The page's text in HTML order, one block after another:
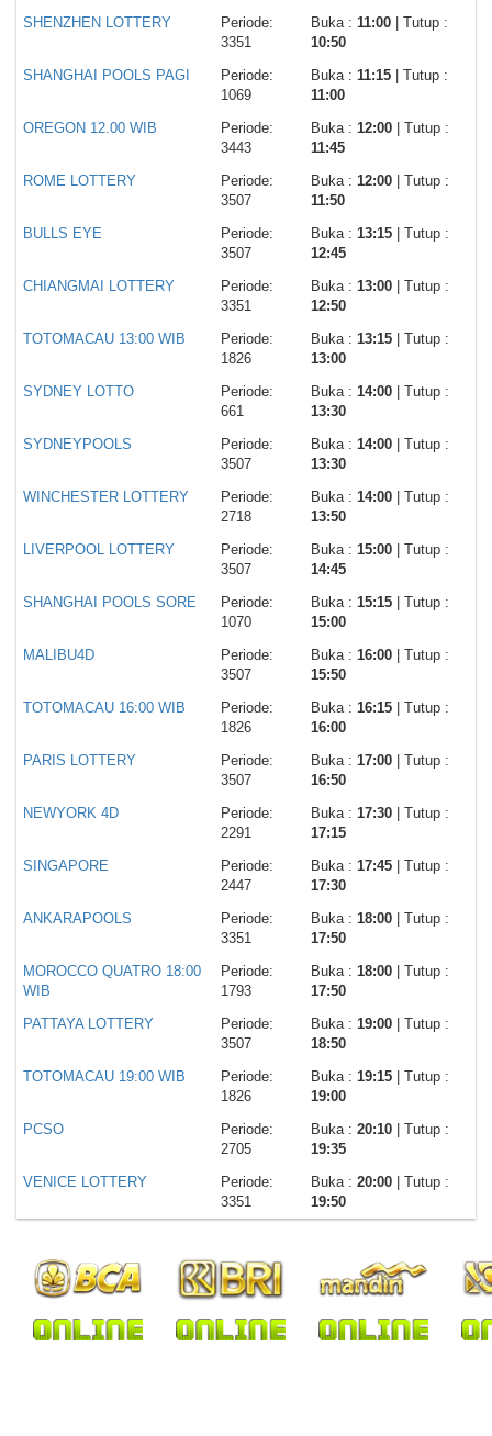
SHENZHEN LOTTERY
Periode:
3351
Buka : 11:00 | Tutup :
10:50
SHANGHAI POOLS PAGI
Periode:
1069
Buka : 11:15 | Tutup :
11:00
OREGON 12.00 WIB
Periode:
3443
Buka : 12:00 | Tutup :
11:45
ROME LOTTERY
Periode:
3507
Buka : 12:00 | Tutup :
11:50
BULLS EYE
Periode:
3507
Buka : 13:15 | Tutup :
12:45
CHIANGMAI LOTTERY
Periode:
3351
Buka : 13:00 | Tutup :
12:50
TOTOMACAU 13:00 WIB
Periode:
1826
Buka : 13:15 | Tutup :
13:00
SYDNEY LOTTO
Periode:
661
Buka : 14:00 | Tutup :
13:30
SYDNEYPOOLS
Periode:
3507
Buka : 14:00 | Tutup :
13:30
WINCHESTER LOTTERY
Periode:
2718
Buka : 14:00 | Tutup :
13:50
LIVERPOOL LOTTERY
Periode:
3507
Buka : 15:00 | Tutup :
14:45
SHANGHAI POOLS SORE
Periode:
1070
Buka : 15:15 | Tutup :
15:00
MALIBU4D
Periode:
3507
Buka : 16:00 | Tutup :
15:50
TOTOMACAU 16:00 WIB
Periode:
1826
Buka : 16:15 | Tutup :
16:00
PARIS LOTTERY
Periode:
3507
Buka : 17:00 | Tutup :
16:50
NEWYORK 4D
Periode:
2291
Buka : 17:30 | Tutup :
17:15
SINGAPORE
Periode:
2447
Buka : 17:45 | Tutup :
17:30
ANKARAPOOLS
Periode:
3351
Buka : 18:00 | Tutup :
17:50
MOROCCO QUATRO 18:00
WIB
Periode:
1793
Buka : 18:00 | Tutup :
17:50
PATTAYA LOTTERY
Periode:
3507
Buka : 19:00 | Tutup :
18:50
TOTOMACAU 19:00 WIB
Periode:
1826
Buka : 19:15 | Tutup :
19:00
PCSO
Periode:
2705
Buka : 20:10 | Tutup :
19:35
VENICE LOTTERY
Periode:
3351
Buka : 20:00 | Tutup :
19:50